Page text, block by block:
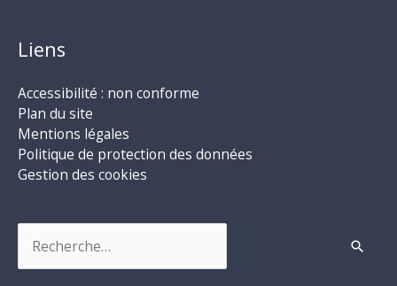
Liens
Accessibilité : non conforme
Plan du site
Mentions légales
Politique de protection des données
Gestion des cookies